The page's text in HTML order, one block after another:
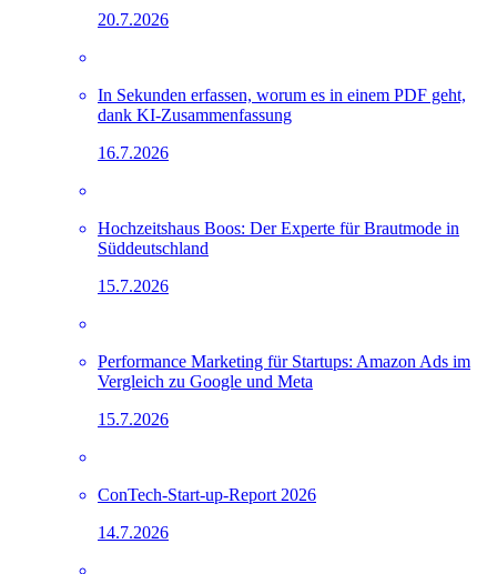
20.7.2026
In Sekunden erfassen, worum es in einem PDF geht,
dank KI-Zusammenfassung
16.7.2026
Hochzeitshaus Boos: Der Experte für Brautmode in
Süddeutschland
15.7.2026
Performance Marketing für Startups: Amazon Ads im
Vergleich zu Google und Meta
15.7.2026
ConTech-Start-up-Report 2026
14.7.2026